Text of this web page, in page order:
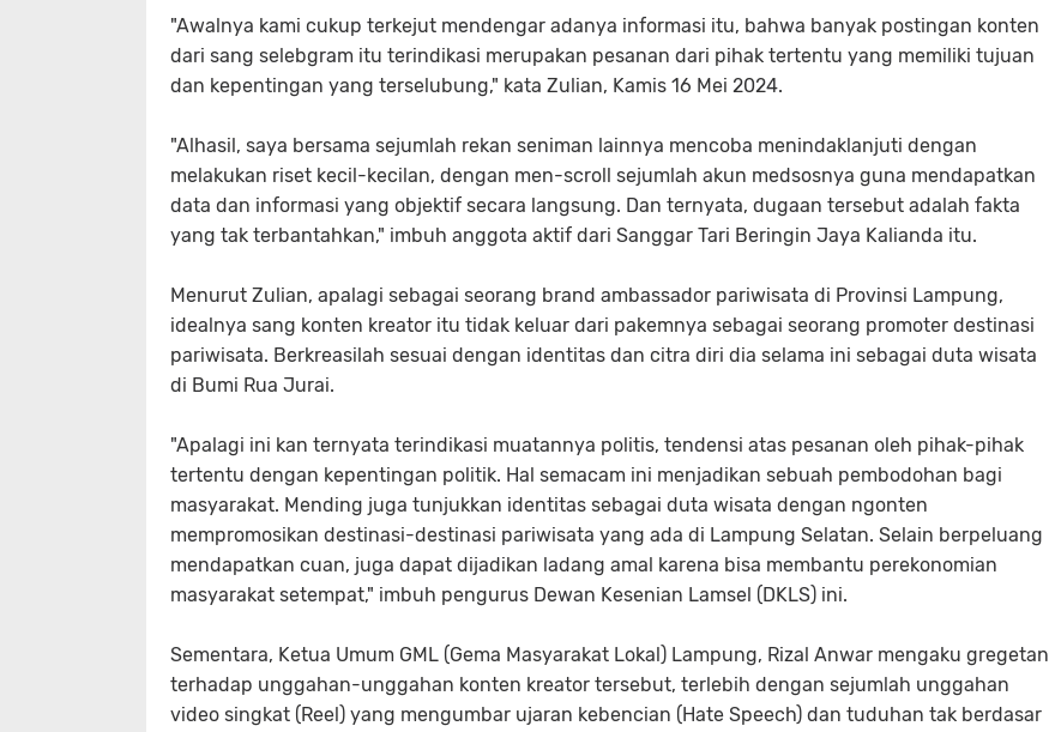
"Awalnya kami cukup terkejut mendengar adanya informasi itu, bahwa banyak postingan konten
dari sang selebgram itu terindikasi merupakan pesanan dari pihak tertentu yang memiliki tujuan
dan kepentingan yang terselubung," kata Zulian, Kamis 16 Mei 2024.
"Alhasil, saya bersama sejumlah rekan seniman lainnya mencoba menindaklanjuti dengan
melakukan riset kecil-kecilan, dengan men-scroll sejumlah akun medsosnya guna mendapatkan
data dan informasi yang objektif secara langsung. Dan ternyata, dugaan tersebut adalah fakta
yang tak terbantahkan," imbuh anggota aktif dari Sanggar Tari Beringin Jaya Kalianda itu.
Menurut Zulian, apalagi sebagai seorang brand ambassador pariwisata di Provinsi Lampung,
idealnya sang konten kreator itu tidak keluar dari pakemnya sebagai seorang promoter destinasi
pariwisata. Berkreasilah sesuai dengan identitas dan citra diri dia selama ini sebagai duta wisata
di Bumi Rua Jurai.
"Apalagi ini kan ternyata terindikasi muatannya politis, tendensi atas pesanan oleh pihak-pihak
tertentu dengan kepentingan politik. Hal semacam ini menjadikan sebuah pembodohan bagi
masyarakat. Mending juga tunjukkan identitas sebagai duta wisata dengan ngonten
mempromosikan destinasi-destinasi pariwisata yang ada di Lampung Selatan. Selain berpeluang
mendapatkan cuan, juga dapat dijadikan ladang amal karena bisa membantu perekonomian
masyarakat setempat," imbuh pengurus Dewan Kesenian Lamsel (DKLS) ini.
Sementara, Ketua Umum GML (Gema Masyarakat Lokal) Lampung, Rizal Anwar mengaku gregetan
terhadap unggahan-unggahan konten kreator tersebut, terlebih dengan sejumlah unggahan
video singkat (Reel) yang mengumbar ujaran kebencian (Hate Speech) dan tuduhan tak berdasar